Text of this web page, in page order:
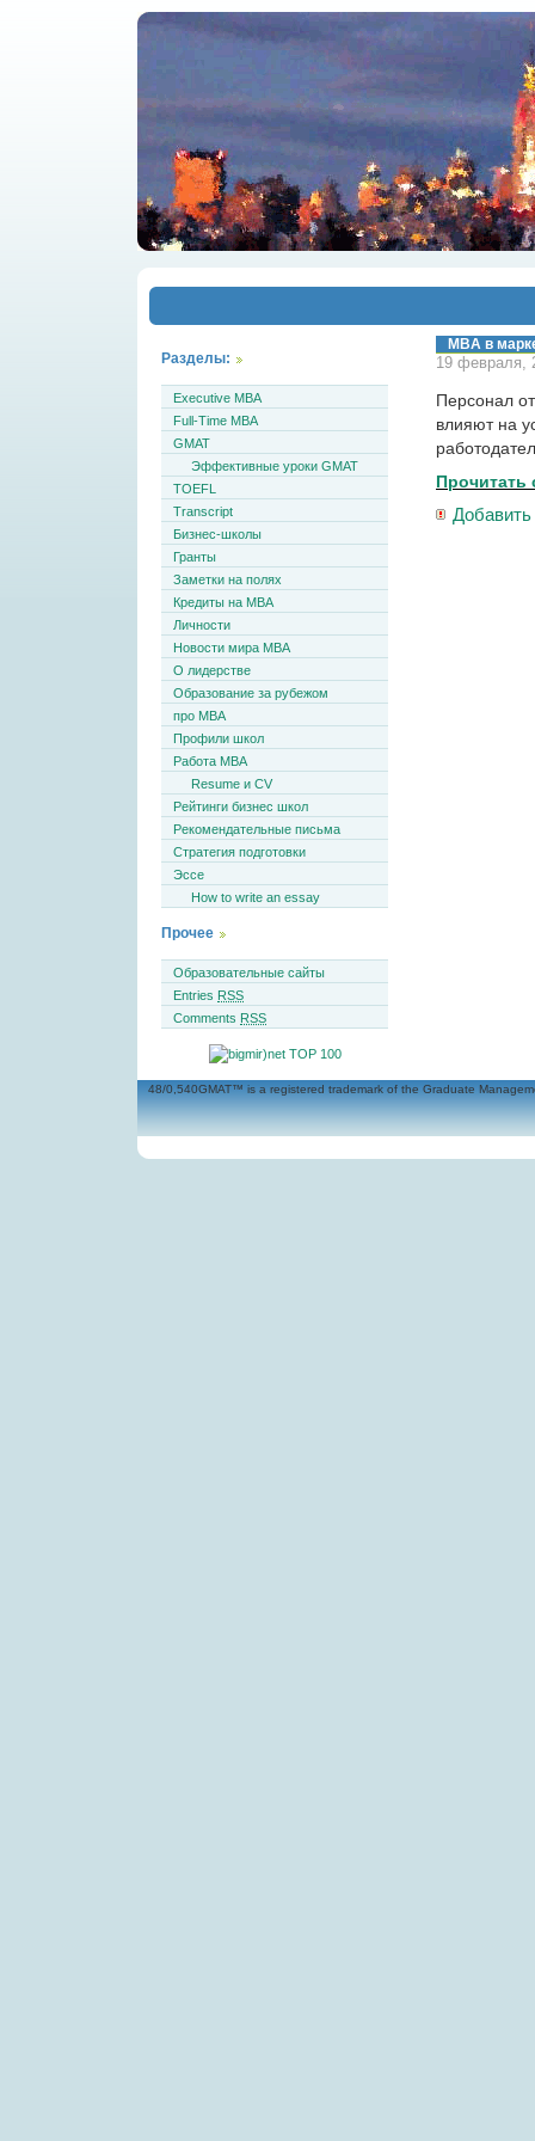
MBA в
19 февраля,
Персонал
влияют на
Прочитать
Разделы:
Executive MBA
Full-Time MBA
GMAT
Эффективные уроки GMAT
TOEFL
Transcript
Бизнес-школы
Гранты
Заметки на полях
Кредиты на MBA
Личности
Новости мира MBA
О лидерстве
Образование за рубежом
про MBA
Профили школ
Работа MBA
Resume и CV
Рейтинги бизнес школ
Рекомендательные письма
Стратегия подготовки
Эссе
How to write an essay
Прочее
Образовательные сайты
Entries RSS
Comments RSS
48/0,540GMAT™ is a registered trademark of the Graduate